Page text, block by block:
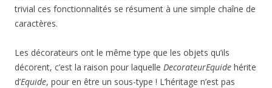
trivial ces fonctionnalités se résument à une simple chaîne de
caractères.
Les décorateurs ont le même type que les objets qu’ils
décorent, c’est la raison pour laquelle DecorateurEquide hérite
d’Equide, pour en être un sous-type ! L’héritage n’est pas